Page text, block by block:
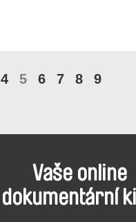
4 5 6 7 8 9
Vaše online
dokumentární